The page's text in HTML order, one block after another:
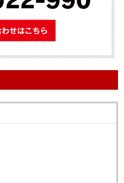
メールでのお